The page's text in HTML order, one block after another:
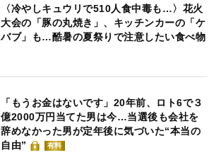
〈冷やしキュウリで510人食中毒も…〉花火
大会の「豚の丸焼き」、キッチンカーの「ケ
バブ」も…酷暑の夏祭りで注意したい食べ物
「もうお金はないです」20年前、ロト6で３
億2000万円当てた男は今…当選後も会社を
辞めなかった男が定年後に気づいた“本当の
自由”
有料